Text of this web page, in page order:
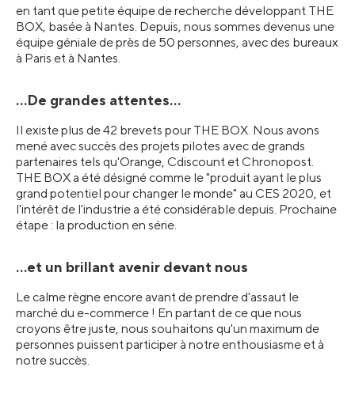
en tant que petite équipe de recherche développant THE
BOX, basée à Nantes. Depuis, nous sommes devenus une
équipe géniale de près de 50 personnes, avec des bureaux
à Paris et à Nantes.
...De grandes attentes...
Il existe plus de 42 brevets pour THE BOX. Nous avons
mené avec succès des projets pilotes avec de grands
partenaires tels qu'Orange, Cdiscount et Chronopost.
THE BOX a été désigné comme le "produit ayant le plus
grand potentiel pour changer le monde" au CES 2020, et
l'intérêt de l'industrie a été considérable depuis. Prochaine
étape : la production en série.
...et un brillant avenir devant nous
Le calme règne encore avant de prendre d'assaut le
marché du e-commerce ! En partant de ce que nous
croyons être juste, nous souhaitons qu'un maximum de
personnes puissent participer à notre enthousiasme et à
notre succès.